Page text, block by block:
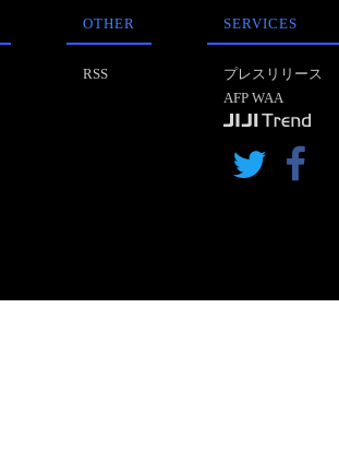
OTHER
RSS
SERVICES
プレスリリース
AFP WAA